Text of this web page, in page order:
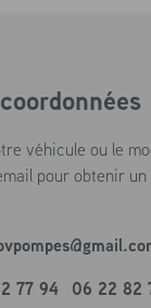
véhicule ou le
pour obtenir
77 94
06 22 82